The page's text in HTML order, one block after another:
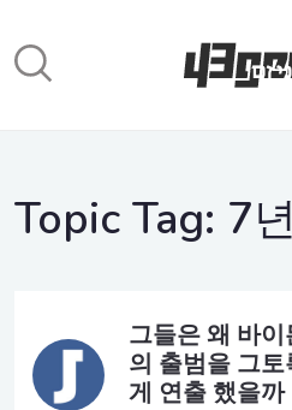
Topic Tag: 7
그들은 왜 바
의 출범을 그
게 연출 했을까